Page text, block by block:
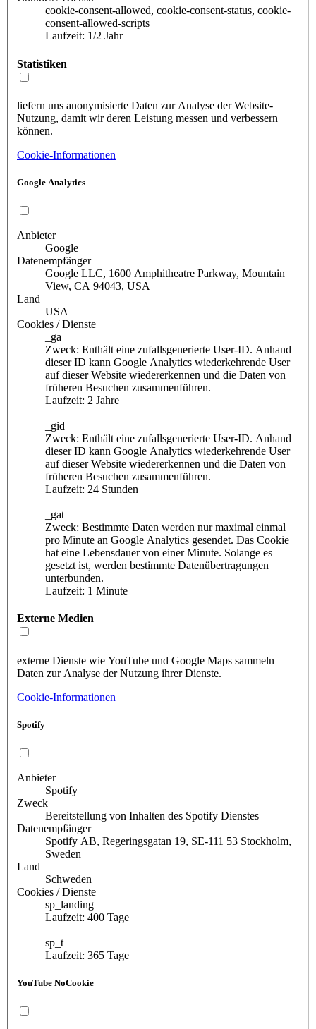
cookie-consent-allowed, cookie-consent-status, cookie-
consent-allowed-scripts
Laufzeit: 1/2 Jahr
Statistiken
liefern uns anonymisierte Daten zur Analyse der Website-
Nutzung, damit wir deren Leistung messen und verbessern
können.
Cookie-Informationen
Google Analytics
Anbieter
Google
Datenempfänger
Google LLC, 1600 Amphitheatre Parkway, Mountain
View, CA 94043, USA
Land
USA
Cookies / Dienste
_ga
Zweck: Enthält eine zufallsgenerierte User-ID. Anhand
dieser ID kann Google Analytics wiederkehrende User
auf dieser Website wiedererkennen und die Daten von
früheren Besuchen zusammenführen.
Laufzeit: 2 Jahre
_gid
Zweck: Enthält eine zufallsgenerierte User-ID. Anhand
dieser ID kann Google Analytics wiederkehrende User
auf dieser Website wiedererkennen und die Daten von
früheren Besuchen zusammenführen.
Laufzeit: 24 Stunden
_gat
Zweck: Bestimmte Daten werden nur maximal einmal
pro Minute an Google Analytics gesendet. Das Cookie
hat eine Lebensdauer von einer Minute. Solange es
gesetzt ist, werden bestimmte Datenübertragungen
unterbunden.
Laufzeit: 1 Minute
Externe Medien
externe Dienste wie YouTube und Google Maps sammeln
Daten zur Analyse der Nutzung ihrer Dienste.
Cookie-Informationen
Spotify
Anbieter
Spotify
Zweck
Bereitstellung von Inhalten des Spotify Dienstes
Datenempfänger
Spotify AB, Regeringsgatan 19, SE-111 53 Stockholm,
Sweden
Land
Schweden
Cookies / Dienste
sp_landing
Laufzeit: 400 Tage
sp_t
Laufzeit: 365 Tage
YouTube NoCookie